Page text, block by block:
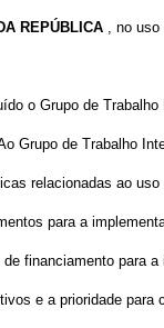
REPÚBLICA , no uso
o Grupo de
Grupo de Trabalho
relacionadas ao uso
para a
de financiamento para
e a prioridade